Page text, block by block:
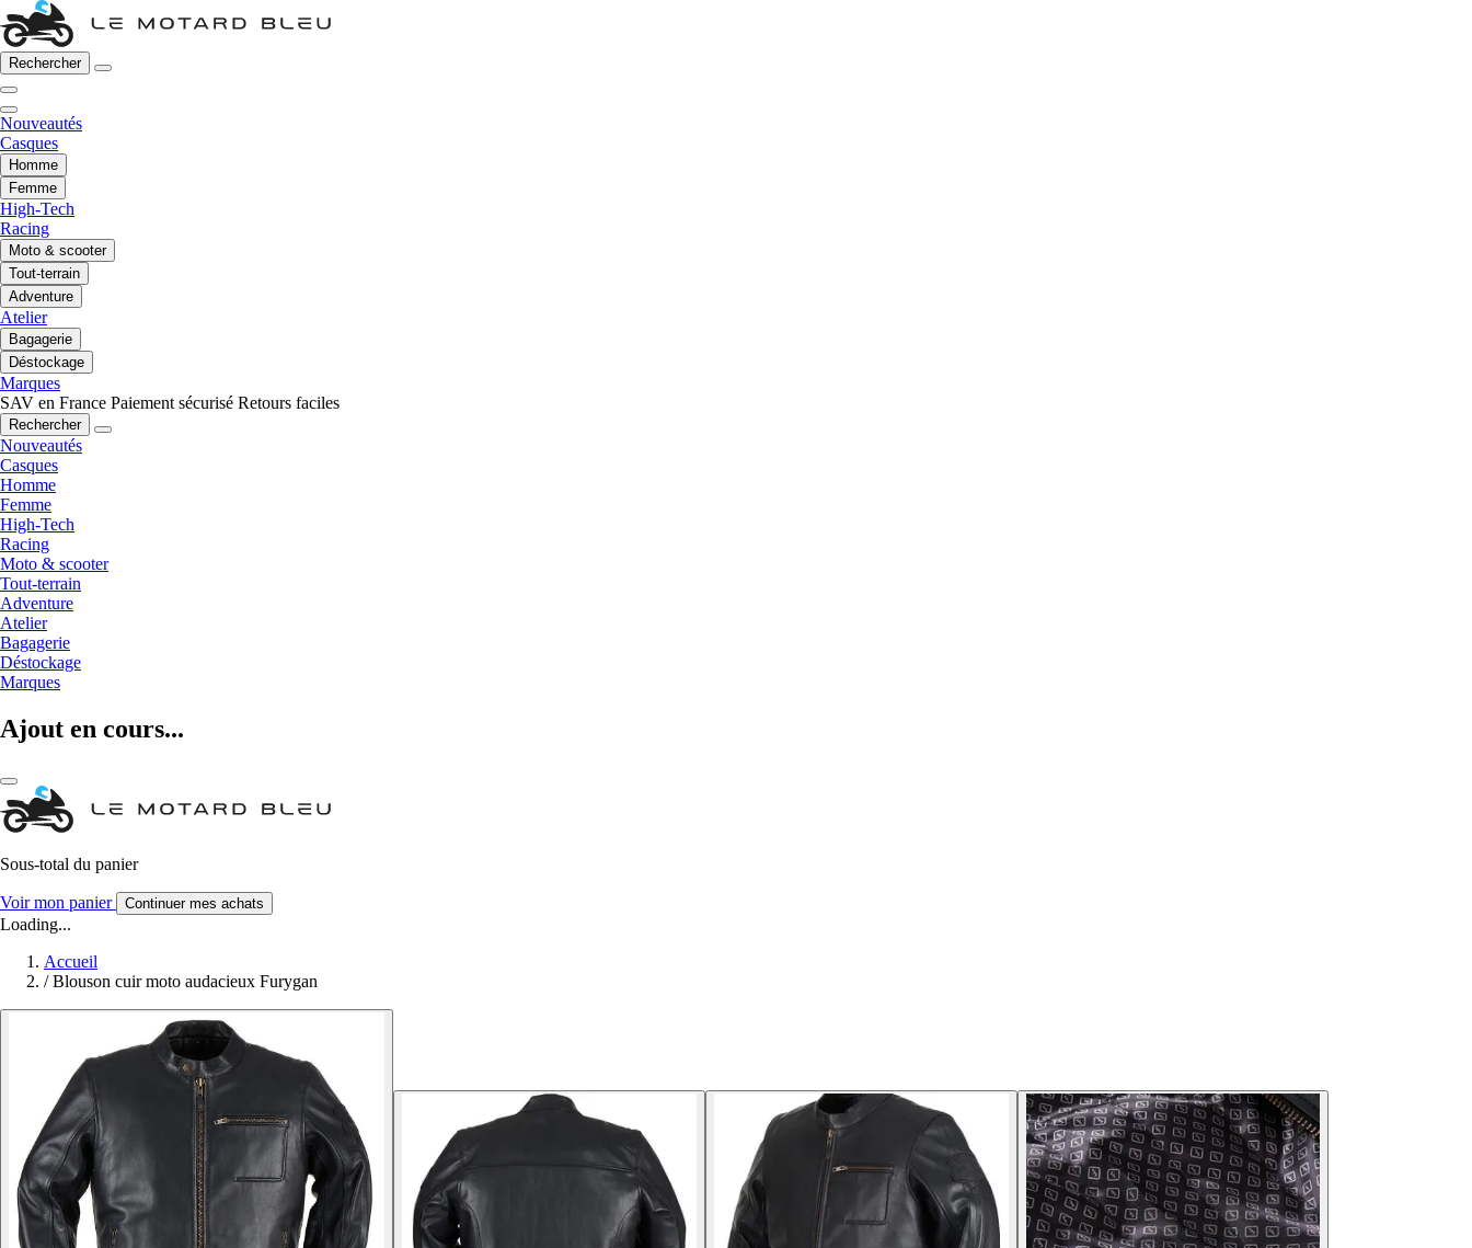
Rechercher
Nouveautés
Casques
Homme
Femme
High-Tech
Racing
Moto & scooter
Tout-terrain
Adventure
Atelier
Bagagerie
Déstockage
Marques
SAV en France Paiement sécurisé Retours faciles
Rechercher
Nouveautés
Casques
Homme
Femme
High-Tech
Racing
Moto & scooter
Tout-terrain
Adventure
Atelier
Bagagerie
Déstockage
Marques
Ajout en cours...
Sous-total du panier
Voir mon panier Continuer mes achats
Loading...
Accueil
/ Blouson cuir moto audacieux Furygan